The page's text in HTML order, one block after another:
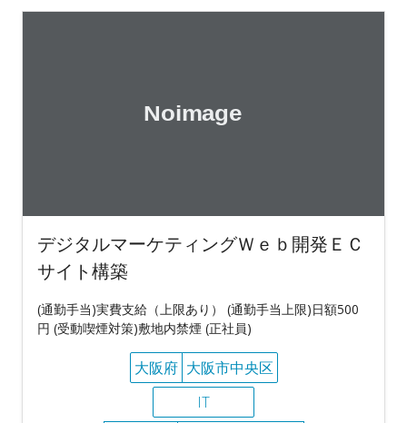
デジタルマーケティングＷｅｂ開発ＥＣ
サイト構築
(通勤手当)実費支給（上限あり） (通勤手当上限)日額500
円 (受動喫煙対策)敷地内禁煙 (正社員)
大阪府 大阪市中央区
IT